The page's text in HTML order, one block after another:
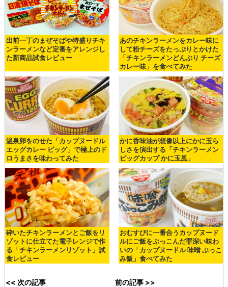
出前一丁のまぜそばや特盛りチキ
ンラーメンなど定番をアレンジし
た新商品試食レビュー
あのチキンラーメンをカレー味に
して粉チーズをたっぷりとかけた
「チキンラーメンどんぶり チーズ
カレー味」を食べてみた
温泉卵をのせた「カップヌードル
エッグカレー ビッグ」で極上のド
ロうまさを味わってみた
かに香味油が想像以上にかに玉ら
しさを演出する「チキンラーメン
ビッグカップ かに玉風」
砕いたチキンラーメンとご飯をリ
ゾットに仕立てた電子レンジで作
る「チキンラーメンリゾット」試
食レビュー
おむすびに一番合うカップヌード
ルにご飯をぶっこんだ罪深い味わ
いの「カップヌードル 味噌 ぶっこ
み飯」食べてみた
<< 次の記事 前の記事 >>